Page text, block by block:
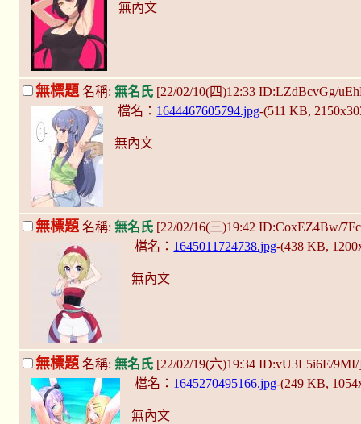
無內文
無標題 名稱: 無名氏 [22/02/10(四)12:33 ID:LZdBcvGg/
檔名： 1644467605794.jpg-(511 KB,
無內文
無標題名稱: 無名氏 [22/02/16(三)19:42 ID:CoxEZ4Bw/
檔名： 1645011724738.jpg-(438 KB,
無內文
無標題 名稱: 無名氏 [22/02/19(六)19:34 ID:vU3L5i6E/
檔名： 1645270495166.jpg-(249 KB,
無內文